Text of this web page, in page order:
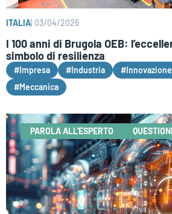
ITALIA 03/04/2026
I 100 anni di Brugola OEB:
simbolo di resilienza
#Impresa #Industria #Innovazione
#Meccanica
PAROLA ALL'ESPERTO